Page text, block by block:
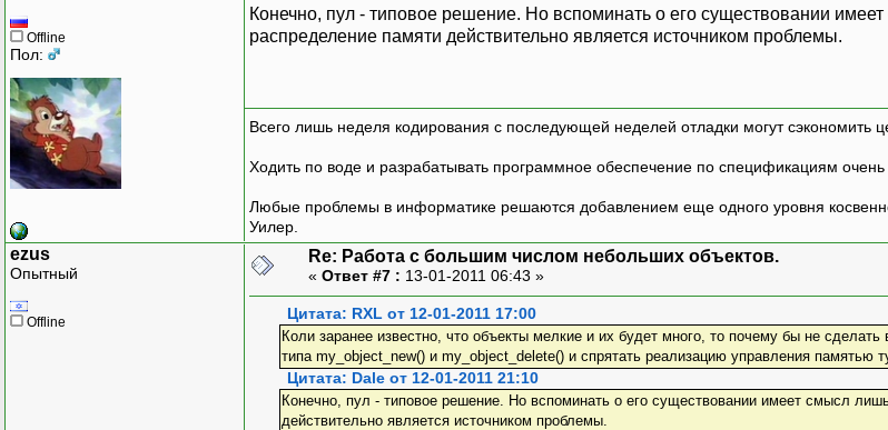
Offline
Пол:
Конечно, пул - типовое решение. Но вспоминать о его существовании
распределение памяти действительно является источником проблемы.
Всего лишь неделя кодирования с последующей неделей отладки могут
Ходить по воде и разрабатывать программное обеспечение по спецификациям
Любые проблемы в информатике решаются добавлением еще одного уровня
Уилер.
ezus
Опытный
Offline
Re: Работа с большим числом небольших объектов.
« Ответ #7 : 13-01-2011 06:43 »
Цитата: RXL от 12-01-2011 17:00
Коли заранее известно, что объекты мелкие и их будет много, то почему бы не
типа my_object_new() и my_object_delete() и спрятать реализацию управления памятью
Цитата: Dale от 12-01-2011 21:10
Конечно, пул - типовое решение. Но вспоминать о его существовании имеет смысл
действительно является источником проблемы.